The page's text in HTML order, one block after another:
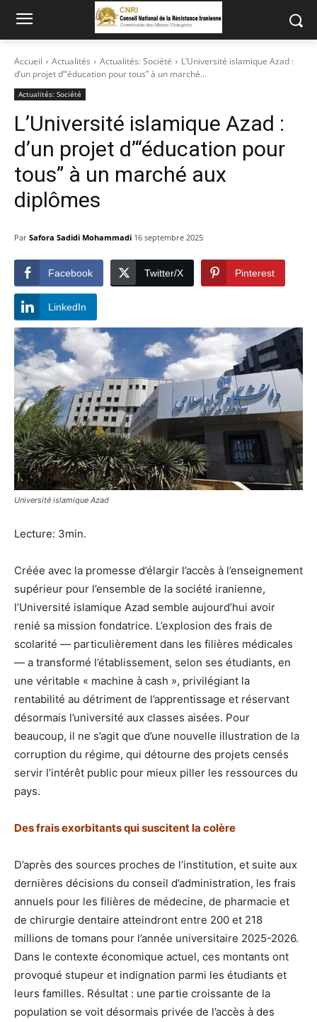
Accueil Actualités Actualités: Société
L’Université islamique Azad :
d’un projet d’“éducation pour tous” à un marché...
Actualités: Société
L’Université islamique Azad :
d’un projet d’“éducation pour
tous” à un marché aux
diplômes
Par Safora Sadidi Mohammadi 16 septembre 2025
Facebook Twitter/X Pinterest
LinkedIn
Université islamique Azad
Lecture: 3min.
Créée avec la promesse d’élargir l’accès à l’enseignement
supérieur pour l’ensemble de la société iranienne,
l’Université islamique Azad semble aujourd’hui avoir
renié sa mission fondatrice. L’explosion des frais de
scolarité — particulièrement dans les filières médicales
— a transformé l’établissement, selon ses étudiants, en
une véritable « machine à cash », privilégiant la
rentabilité au détriment de l’apprentissage et réservant
désormais l’université aux classes aisées. Pour
beaucoup, il ne s’agit que d’une nouvelle illustration de la
corruption du régime, qui détourne des projets censés
servir l’intérêt public pour mieux piller les ressources du
pays.
Des frais exorbitants qui suscitent la colère
D’après des sources proches de l’institution, et suite aux
dernières décisions du conseil d’administration, les frais
annuels pour les filières de médecine, de pharmacie et
de chirurgie dentaire atteindront entre 200 et 218
millions de tomans pour l’année universitaire 2025-2026.
Dans le contexte économique actuel, ces montants ont
provoqué stupeur et indignation parmi les étudiants et
leurs familles. Résultat : une partie croissante de la
population se voit désormais privée de l’accès à des